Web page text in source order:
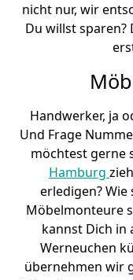
nicht nur, wir
Du willst sparen?
Handwerker, ja
Und Frage
möchtest gerne
Hamburg
erledigen?
Möbelmonteure
kannst Dich in
Werneuchen
übernehmen wir